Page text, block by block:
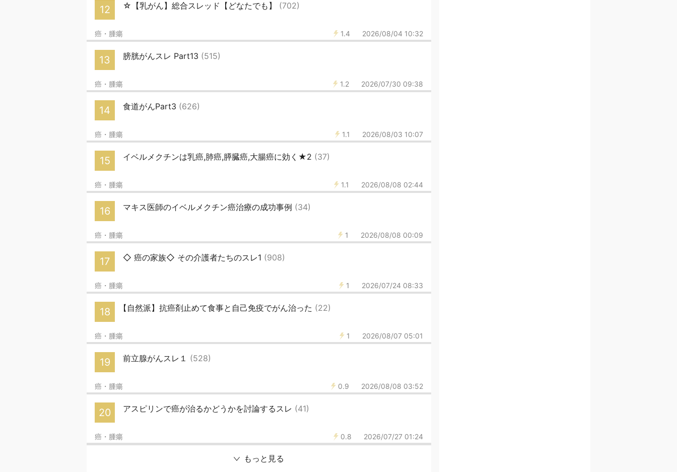
12 ☆【乳がん】総合スレッド【どなたでも】 (702)
1.4 2026/08/04 10:32
癌・腫瘍
13 膀胱がんスレ Part13 (515)
1.2 2026/07/30 09:38
癌・腫瘍
14 食道がんPart3 (626)
1.1 2026/08/03 10:07
癌・腫瘍
15 イベルメクチンは乳癌,肺癌,膵臓癌,大腸癌に効く★2 (37)
1.1 2026/08/08 02:44
癌・腫瘍
16 マキス医師のイベルメクチン癌治療の成功事例 (34)
1 2026/08/08 00:09
癌・腫瘍
17 ◇ 癌の家族◇ その介護者たちのスレ1 (908)
1 2026/07/24 08:33
癌・腫瘍
18 【自然派】抗癌剤止めて食事と自己免疫でがん治った (22)
1 2026/08/07 05:01
癌・腫瘍
19 前立腺がんスレ１ (528)
0.9 2026/08/08 03:52
癌・腫瘍
20 アスピリンで癌が治るかどうかを討論するスレ (41)
0.8 2026/07/27 01:24
癌・腫瘍
もっと見る